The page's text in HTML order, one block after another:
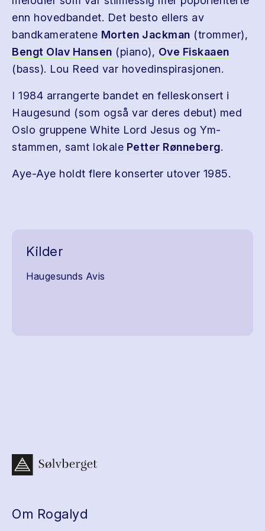
enn hovedbandet. Det besto ellers av
bandkameratene Morten Jackman (trommer),
Bengt Olav Hansen (piano), Ove Fiskaaen
(bass). Lou Reed var hovedinspirasjonen.
I 1984 arrangerte bandet en felleskonsert i
Haugesund (som også var deres debut) med
Oslo gruppene White Lord Jesus og Ym-
stammen, samt lokale Petter Rønneberg.
Aye-Aye holdt flere konserter utover 1985.
Kilder
Haugesunds Avis
Om Rogalyd